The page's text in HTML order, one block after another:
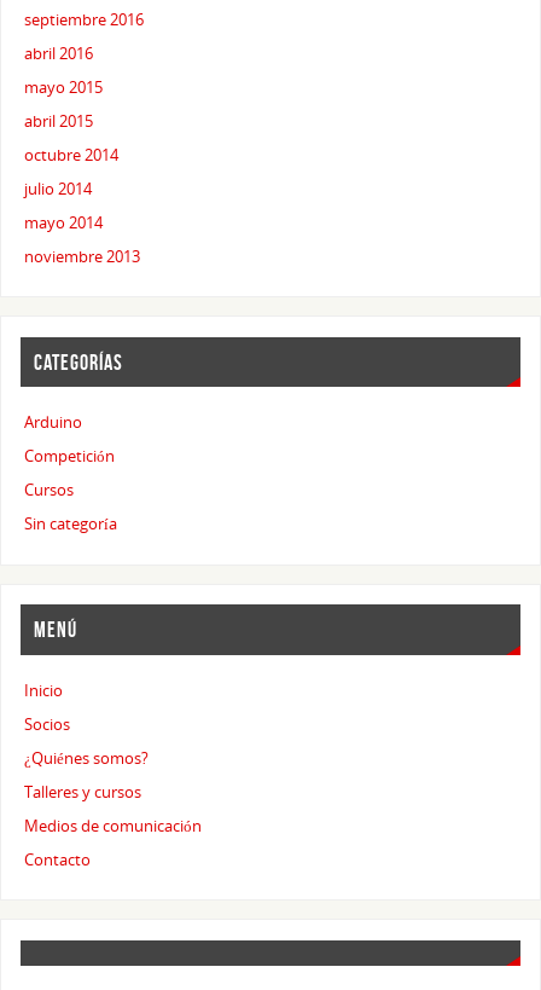
septiembre 2016
abril 2016
mayo 2015
abril 2015
octubre 2014
julio 2014
mayo 2014
noviembre 2013
CATEGORÍAS
Arduino
Competición
Cursos
Sin categoría
MENÚ
Inicio
Socios
¿Quiénes somos?
Talleres y cursos
Medios de comunicación
Contacto